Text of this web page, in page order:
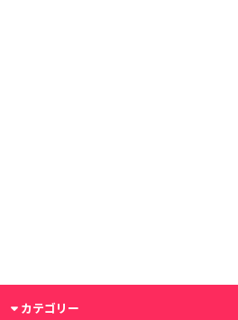
カテゴリー